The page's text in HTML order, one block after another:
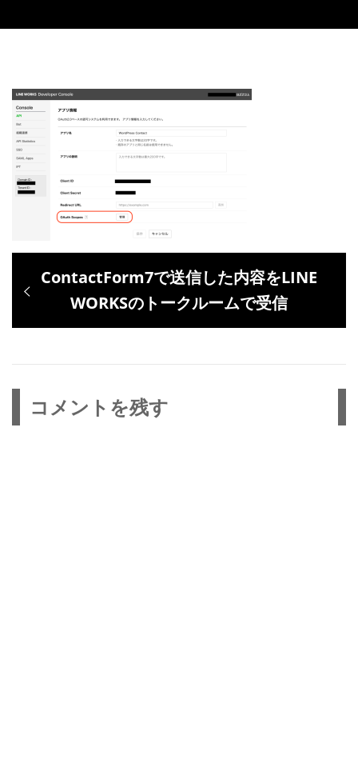
稿
ー
シ
過
の
ContactForm7で送信した内容をLINE
WORKSのトークルームで受信
コメントを残す